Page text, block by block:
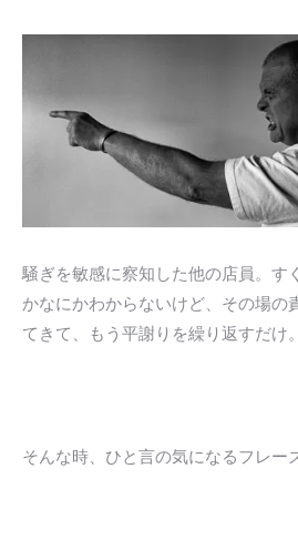
騒ぎを敏感に察知した他の店員。す
かなにかわからないけど、その場の
てきて、もう平謝りを繰り返すだけ。
そんな時、ひと言の気になるフレー